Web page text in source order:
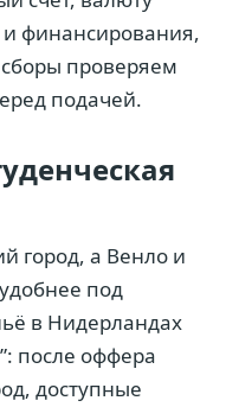
финансирования,
проверяем
подачей.
город, а Венло и
под
в Нидерландах
после оффера
доступные